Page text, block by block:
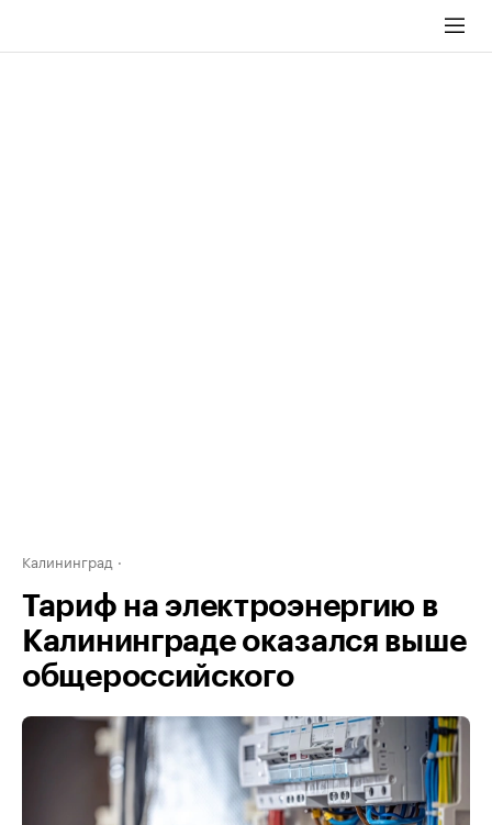
Калининград
Тариф на электроэнергию в
Калининграде оказался выше
общероссийского